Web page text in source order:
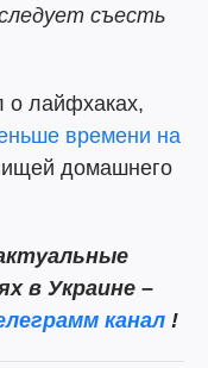
съесть
о лайфхаках,
времени на
домашнего
в Украине –
канал !